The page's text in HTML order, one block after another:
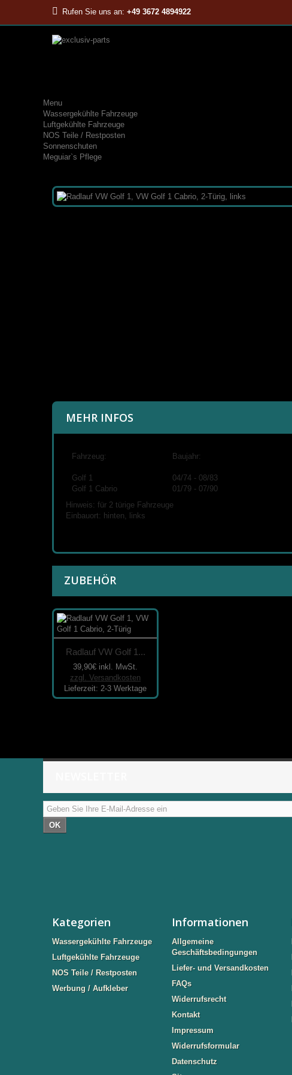
Rufen Sie uns an: +49 3672 4894922
Menu
Wassergekühlte Fahrzeuge
Luftgekühlte Fahrzeuge
NOS Teile / Restposten
Sonnenschuten
Meguiar`s Pflege
MEHR INFOS
Fahrzeug: Baujahr:
Golf 1
Golf 1 Cabrio
04/74 - 08/83
01/79 - 07/90
Hinweis: für 2 türige Fahrzeuge
Einbauort: hinten, links
ZUBEHÖR
Radlauf VW Golf 1...
39,90€ inkl. MwSt.
zzgl. Versandkosten
Lieferzeit: 2-3 Werktage
OK
Kategorien
Wassergekühlte Fahrzeuge
Luftgekühlte Fahrzeuge
NOS Teile / Restposten
Werbung / Aufkleber
Informationen
Allgemeine
Geschäftsbedingungen
Liefer- und Versandkosten
FAQs
Widerrufsrecht
Kontakt
Impressum
Widerrufsformular
Datenschutz